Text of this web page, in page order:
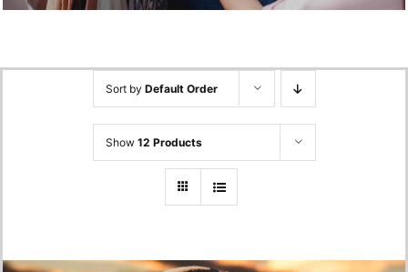
Sort by Default Order
Show 12 Products